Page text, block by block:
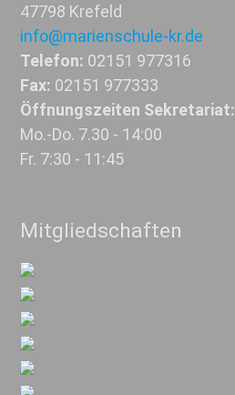
47798 Krefeld
info@marienschule-kr.de
Telefon: 02151 977316
Fax: 02151 977333
Öffnungszeiten Sekretariat:
Mo.-Do. 7.30 - 14:00
Fr. 7:30 - 11:45
Mitgliedschaften